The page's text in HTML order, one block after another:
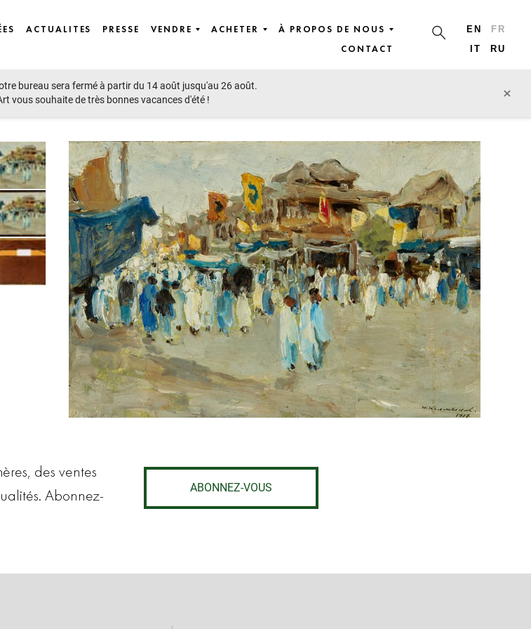
ACTUALITES PRESSE VENDRE ACHETER
À PROPOS DE NOUS
CONTACT
EN
FR
IT
RU
bureau sera fermé à partir du 14 août jusqu'au 26 août.
vous souhaite de très bonnes vacances d'été !
×
des ventes
Abonnez-
ABONNEZ-VOUS